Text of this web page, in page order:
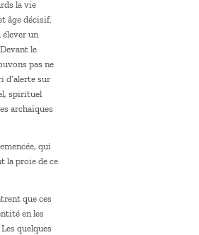
la vie
âge décisif.
élever un
le
pas ne
d’alerte sur
spirituel
archaïques
qui
la proie de ce
que ces
en les
quelques